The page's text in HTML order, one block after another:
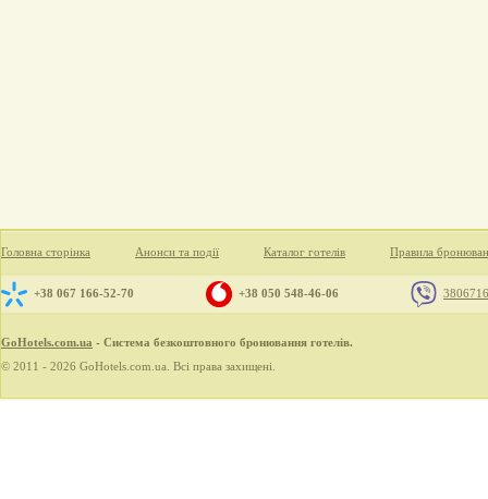
Головна сторінка Анонси та події Каталог готелів Правила
+38 067 166-52-70 +38 050 548-46-06
GoHotels.com.ua - Система безкоштовного бронювання готелів.
© 2011 - 2026 GoHotels.com.ua. Всі права захищені.